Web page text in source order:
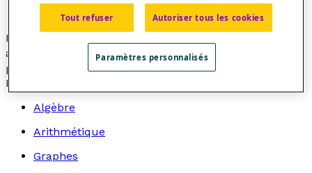
Plus la marge d'erreur est importante, moins on peut
avoir confiance que les résultats du sondage sont
proches des vrais résultats, et ainsi, de la réalité.
Recherche par thème
Algèbre
Arithmétique
Graphes
Tout refuser Autoriser tous les cookies
Paramètres personnalisés